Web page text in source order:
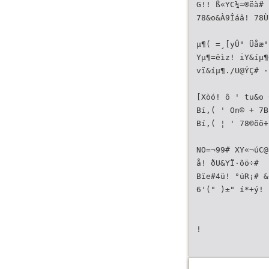
G!! ß«YC¼=­®ëà#
78&o&À9Îáâ!
µ¶( =¸[yÛ" Üåæ"
Yµ¶=ëìz!
vï&íµ¶./U@ÝÇ#
[Xòó! ô '
Bí,( ' On© +
Bí,( ¦ '
NO=¬99#
å! ðU&YÏ·õö÷#
Bïe#4ü! °úR¡#
6'(" )±" í*+ý! c,r
!